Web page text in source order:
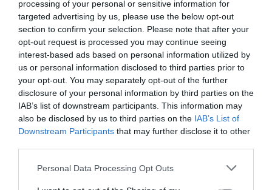
processing of your personal or sensitive information for
targeted advertising by us, please use the below opt-out
section to confirm your selection. Please note that after your
opt-out request is processed you may continue seeing
interest-based ads based on personal information utilized by
us or personal information disclosed to third parties prior to
your opt-out. You may separately opt-out of the further
disclosure of your personal information by third parties on the
IAB’s list of downstream participants. This information may
also be disclosed by us to third parties on the IAB’s List of
Downstream Participants that may further disclose it to other
Personal Data Processing Opt Outs
Y luego está Ucrania, que ha convertido la necesidad en
doctrina. Allí ya no se trata solo de drones aéreos. Hay
drones terrestres para evacuar, minar, transportar, atacar o
sostener posiciones. Se han documentado operaciones en
las que sistemas no tripulados participaron de forma
decisiva o exclusiva en la toma o limpieza de posiciones
sin exponer una escuadra clásica de infantería. No estamos
todavía ante una guerra sin soldados; estamos ante algo
empieza a retirarse del punto de contacto más letal.